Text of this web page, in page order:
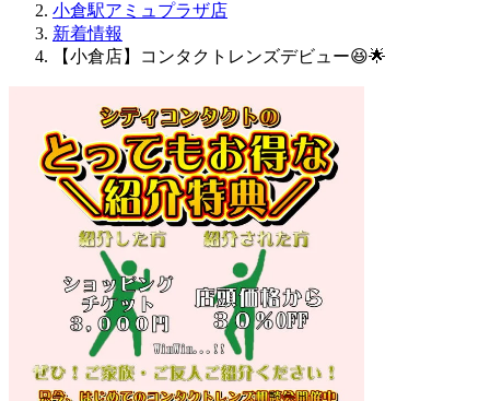
小倉駅アミュプラザ店
新着情報
【小倉店】コンタクトレンズデビュー😆🌟